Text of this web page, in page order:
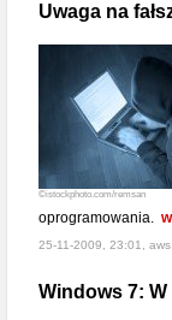
Uwaga na
©istockphoto.com/remsan
oprogramowania.
25-11-2009, 23:01, aws,
Windows 7: